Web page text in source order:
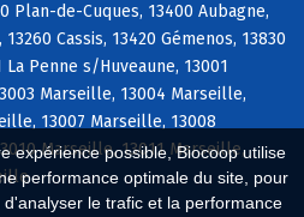
expérience possible, Biocoop utilise
performance optimale du site, pour
le trafic et la performance
Plan-de-Cuques, 13400 Aubagne,
Cassis, 13420 Gémenos, 13830
Penne s/Huveaune, 13001
Marseille, 13004 Marseille,
13007 Marseille, 13008
Marseille, 13011 Marseille,